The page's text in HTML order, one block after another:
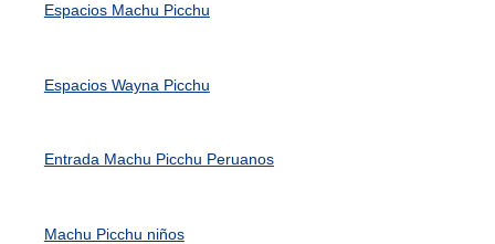
Espacios Machu Picchu
Espacios Wayna Picchu
Entrada Machu Picchu Peruanos
Machu Picchu niños